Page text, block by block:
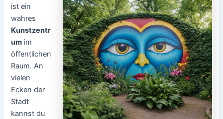
ist ein
wahres
Kunstzentr
um im
öffentlichen
Raum. An
vielen
Ecken der
Stadt
kannst du